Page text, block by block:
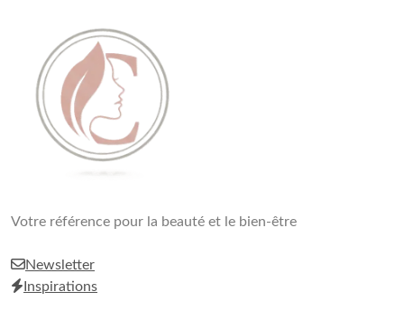
Beauté, Esthétique,
Anti-Âge
Votre référence pour la beauté et le bien-être
Newsletter
Inspirations